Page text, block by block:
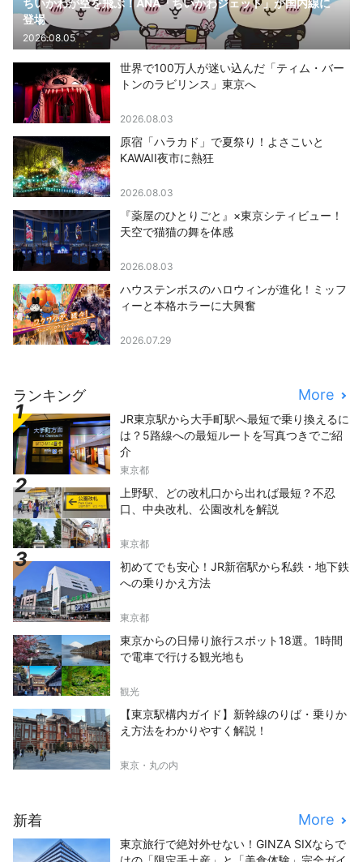
ちいかわが空を飛ぶ！ANA「ちいかわジェット」が国内線に
登場
2026.08.05
世界で100万人が迷い込んだ「ティム・バー
トンのラビリンス」東京へ
2026.08.03
原宿「ハラカド」で夏祭り！よさこいと
KAWAII夜市に熱狂
2026.08.03
『薬屋のひとりごと』×東京シティビュー！
天空で猫猫の舞を体感
2026.08.03
ハウステンボスのハロウィンが進化！ミッフ
ィーと本格ホラーに大興奮
2026.07.29
ランキング More
JR東京駅から大手町駅へ最短で乗り換えるに
は？5路線への最短ルートを写真つきでご紹
介
東京都
上野駅、どの改札口から出れば最短？不忍
口、中央改札、公園改札を解説
東京都
初めてでも安心！JR新宿駅から私鉄・地下鉄
への乗りかえ方法
東京都
東京からの日帰り旅行スポット18選。1時間
で電車で行ける観光地も
観光
【東京駅構内ガイド】新幹線のりば・乗りか
え方法をわかりやすく解説！
東京・丸の内
新着 More
東京旅行で絶対外せない！GINZA SIXならで